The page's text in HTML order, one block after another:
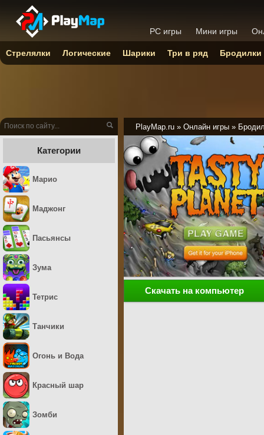
PlayMap.ru » Онлайн игры »
Скачать на компьютер
Категории
Марио
Маджонг
Пасьянсы
Зума
Тетрис
Танчики
Огонь и Вода
Красный шар
Зомби
PC игры Мини игры
Стрелялки Логические Шарики Три в ряд Бродилки